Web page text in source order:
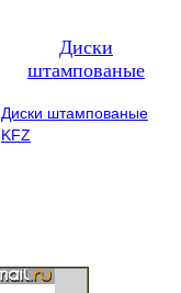
Диски
штампованые
Диски штампованые
KFZ